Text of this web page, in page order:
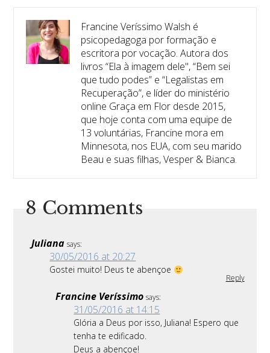
Francine Veríssimo Walsh é
psicopedagoga por formação e
escritora por vocação. Autora dos
livros “Ela à imagem dele", “Bem sei
que tudo podes” e “Legalistas em
Recuperação”, e líder do ministério
online Graça em Flor desde 2015,
que hoje conta com uma equipe de
13 voluntárias, Francine mora em
Minnesota, nos EUA, com seu marido
Beau e suas filhas, Vesper & Bianca.
8 Comments
Juliana says:
30/05/2016 at 20:27
Gostei muito! Deus te abençoe
Reply
Francine Veríssimo says:
31/05/2016 at 14:15
Glória a Deus por isso, Juliana! Espero que
tenha te edificado.
Deus a abençoe!